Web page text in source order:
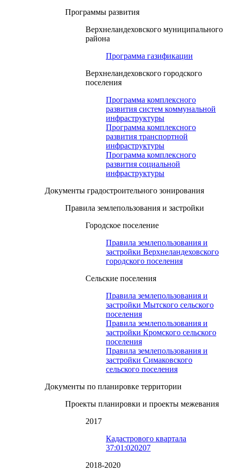
Программы развития
Верхнеландеховского муниципального
района
Программа газификации
Верхнеландеховского городского
поселения
Программа комплексного
развития систем коммунальной
инфраструктуры
Программа комплексного
развития транспортной
инфраструктуры
Программа комплексного
развития социальной
инфраструктуры
Документы градостроительного зонирования
Правила землепользования и застройки
Городское поселение
Правила землепользования и
застройки Верхнеландеховского
городского поселения
Сельские поселения
Правила землепользования и
застройки Мытского сельского
поселения
Правила землепользования и
застройки Кромского сельского
поселения
Правила землепользования и
застройки Симаковского
сельского поселения
Документы по планировке территории
Проекты планировки и проекты межевания
2017
Кадастрового квартала
37:01:020207
2018-2020